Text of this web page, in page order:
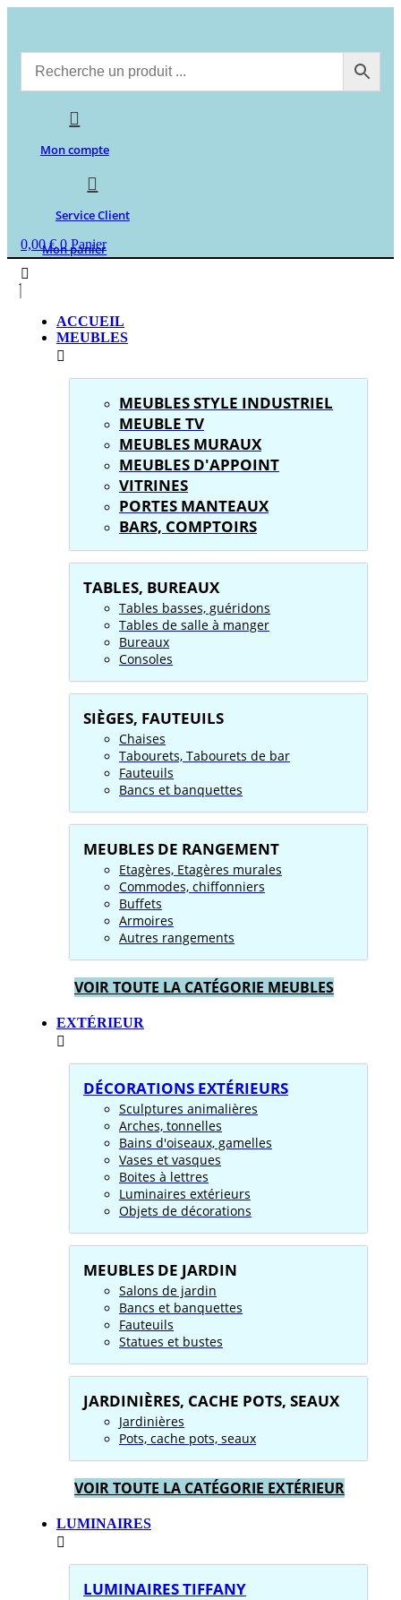
Mon compte
Service Client
0,00€ 0 Panier
Mon panier
ACCUEIL
MEUBLES
MEUBLES STYLE INDUSTRIEL
MEUBLE TV
MEUBLES MURAUX
MEUBLES D'APPOINT
VITRINES
PORTES MANTEAUX
BARS, COMPTOIRS
TABLES, BUREAUX
Tables basses, guéridons
Tables de salle à manger
Bureaux
Consoles
SIÈGES, FAUTEUILS
Chaises
Tabourets, Tabourets de bar
Fauteuils
Bancs et banquettes
MEUBLES DE RANGEMENT
Etagères, Etagères murales
Commodes, chiffonniers
Buffets
Armoires
Autres rangements
VOIR TOUTE LA CATÉGORIE MEUBLES
EXTÉRIEUR
DÉCORATIONS EXTÉRIEURS
Sculptures animalières
Arches, tonnelles
Bains d'oiseaux, gamelles
Vases et vasques
Boites à lettres
Luminaires extérieurs
Objets de décorations
MEUBLES DE JARDIN
Salons de jardin
Bancs et banquettes
Fauteuils
Statues et bustes
JARDINIÈRES, CACHE POTS, SEAUX
Jardinières
Pots, cache pots, seaux
VOIR TOUTE LA CATÉGORIE EXTÉRIEUR
LUMINAIRES
LUMINAIRES TIFFANY